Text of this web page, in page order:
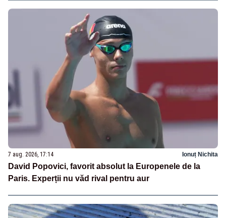
7 aug. 2026, 17:14 Ionuț Nichita
David Popovici, favorit absolut la Europenele de la
Paris. Experții nu văd rival pentru aur